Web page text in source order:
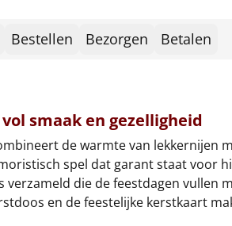
Bestellen Bezorgen Betalen
smaak en gezelligheid
de warmte van
spel dat garant staat voor
die de feestdagen vullen
en de feestelijke kerstkaart